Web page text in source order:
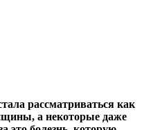
рассматриваться как
а некоторые даже